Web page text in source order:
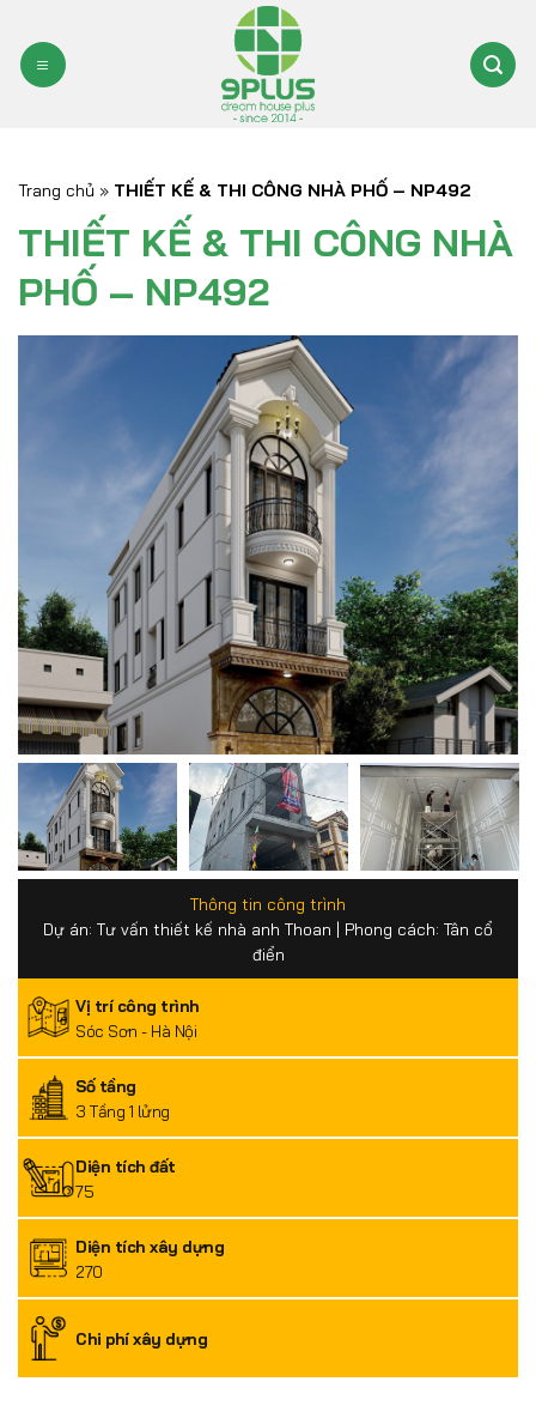
qua
nội
Trang chủ » THIẾT KẾ & THI CÔNG NHÀ PHỐ – NP492
THIẾT KẾ & THI CÔNG NHÀ
PHỐ – NP492
Thông tin công trình
Dự án: Tư vấn thiết kế nhà anh Thoan | Phong cách: Tân cổ
điển
Vị trí công trình
Sóc Sơn - Hà Nội
Số tầng
3 Tầng 1 lửng
Diện tích đất
75
Diện tích xây dựng
270
Chi phí xây dựng